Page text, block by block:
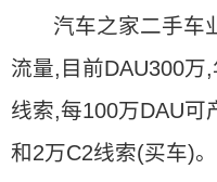
汽车之家二手车
流量,目前DAU300万
线索,每100万DAU可
和2万C2线索(买车)